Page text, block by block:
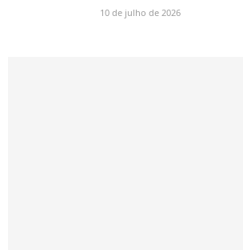
10 de julho de 2026